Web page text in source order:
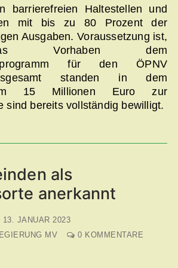
barrierefreien Haltestellen und
mit bis zu 80 Prozent der
Ausgaben. Voraussetzung ist,
Vorhaben dem
für den ÖPNV
standen in dem
15 Millionen Euro zur
sind bereits vollständig bewilligt.
als
anerkannt
13. JANUAR 2023
MV
0 KOMMENTARE